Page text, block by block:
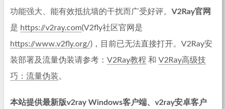
功能强大、能有效抵抗墙的干扰而广受好评。 V2Ray官网
是 https://v2ray.com(V2fly社区官网是
https://www.v2fly.org/)，目前已无法直接打开。V2Ray安
装部署及流量伪装请参考： V2Ray教程 和 V2Ray高级技
巧：流量伪装。
本站提供最新版v2ray Windows客户端、v2ray安卓客户